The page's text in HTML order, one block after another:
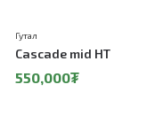
Cascade mid HT
Гутал
550,000₮